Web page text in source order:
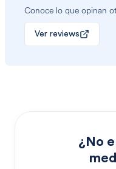
Conoce lo que opinan
Ver reviews
¿No